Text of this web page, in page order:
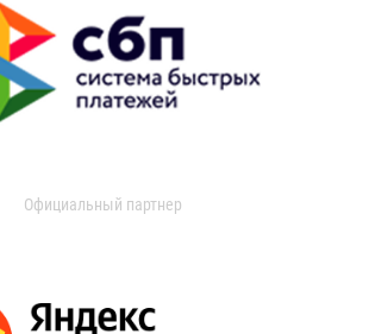
Официальный партнер